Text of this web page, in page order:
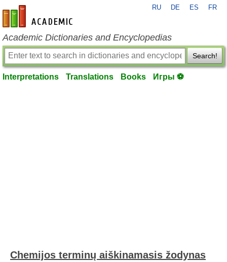
en-academic.com
RU DE ES FR
Academic Dictionaries and Encyclopedias
Search!
Interpretations Translations Books Игры ⚽
Chemijos terminų aiškinamasis žodynas